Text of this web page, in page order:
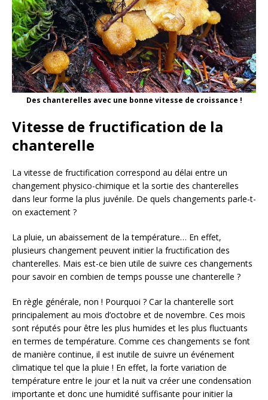
Des chanterelles avec une bonne vitesse de croissance !
Vitesse de fructification de la
chanterelle
La vitesse de fructification correspond au délai entre un
changement physico-chimique et la sortie des chanterelles
dans leur forme la plus juvénile. De quels changements parle-t-
on exactement ?
La pluie, un abaissement de la température… En effet,
plusieurs changement peuvent initier la fructification des
chanterelles. Mais est-ce bien utile de suivre ces changements
pour savoir en combien de temps pousse une chanterelle ?
En règle générale, non ! Pourquoi ? Car la chanterelle sort
principalement au mois d’octobre et de novembre. Ces mois
sont réputés pour être les plus humides et les plus fluctuants
en termes de température. Comme ces changements se font
de manière continue, il est inutile de suivre un événement
climatique tel que la pluie ! En effet, la forte variation de
température entre le jour et la nuit va créer une condensation
importante et donc une humidité suffisante pour initier la